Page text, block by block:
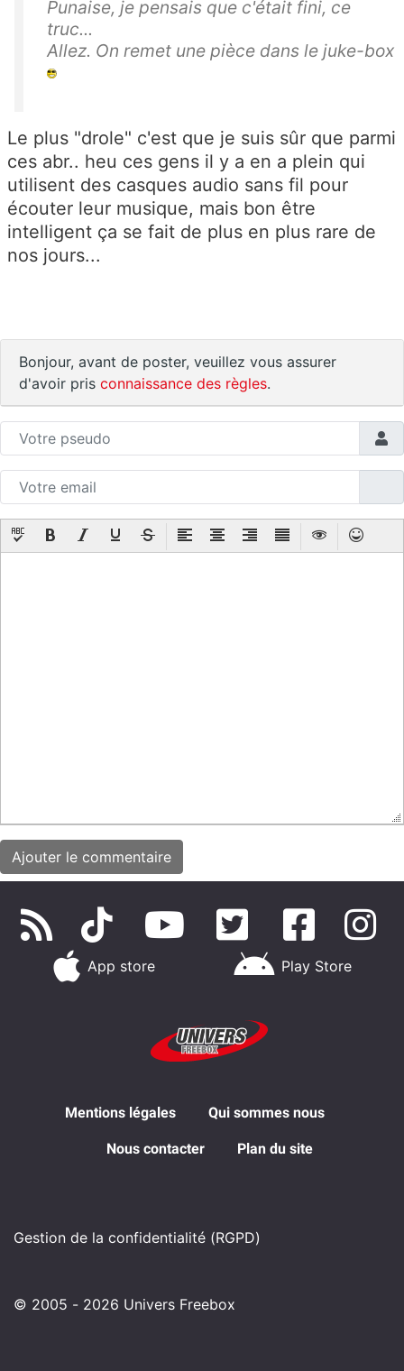
Punaise, je pensais que c'était fini, ce
truc...
Allez. On remet une pièce dans le juke-box
Le plus "drole" c'est que je suis sûr que parmi
ces abr.. heu ces gens il y a en a plein qui
utilisent des casques audio sans fil pour
écouter leur musique, mais bon être
intelligent ça se fait de plus en plus rare de
nos jours...
Bonjour, avant de poster, veuillez vous assurer
d'avoir pris connaissance des règles.
App store Play Store
Mentions légales Qui sommes nous
Nous contacter Plan du site
Gestion de la confidentialité (RGPD)
© 2005 - 2026 Univers Freebox